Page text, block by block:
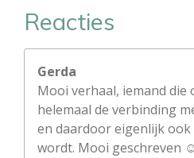
Reacties
Gerda
Mooi verhaal, iemand die
helemaal de verbinding
en daardoor eigenlijk ook
wordt. Mooi geschreven ☺️